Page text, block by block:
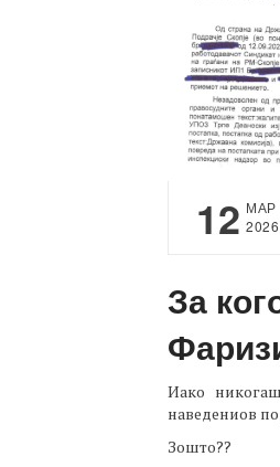
12 МАР
2026
За
Иако
наведениов
Зошто??